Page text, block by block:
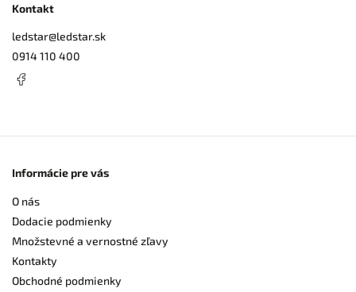
Kontakt
ledstar@ledstar.sk
0914 110 400
Informácie pre vás
O nás
Dodacie podmienky
Množstevné a vernostné zľavy
Kontakty
Obchodné podmienky